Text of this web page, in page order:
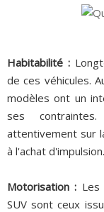
Habitabilité :
de ces véhicules.
modèles ont un
ses
attentivement sur
à l'achat d'impulsion.
Motorisation :
SUV sont ceux